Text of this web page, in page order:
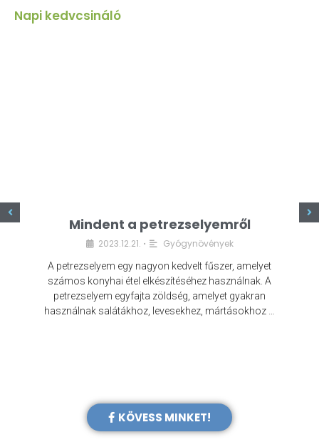
Napi kedvcsináló
Mindent a petrezselyemről
2023.12.21. • Gyógynövények
A petrezselyem egy nagyon kedvelt fűszer, amelyet
számos konyhai étel elkészítéséhez használnak. A
petrezselyem egyfajta zöldség, amelyet gyakran
használnak salátákhoz, levesekhez, mártásokhoz …
KÖVESS MINKET!